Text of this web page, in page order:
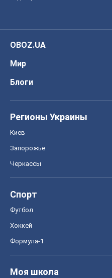
OBOZ.UA
Мир
Блоги
Регионы Украины
Киев
Запорожье
Черкассы
Спорт
Футбол
Хоккей
Формула-1
Моя школа